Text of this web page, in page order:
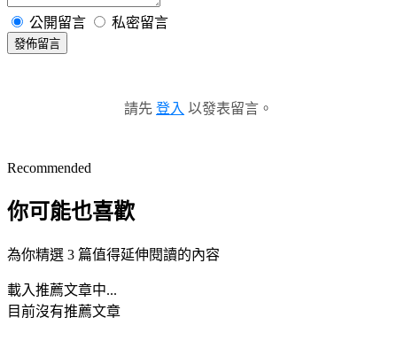
公開留言 私密留言
發佈留言
請先 登入 以發表留言。
Recommended
你可能也喜歡
為你精選 3 篇值得延伸閱讀的內容
載入推薦文章中...
目前沒有推薦文章